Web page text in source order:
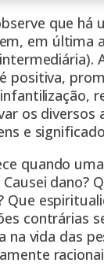
que há
em última
positiva,
os
e
quando
Causei
Que
contrárias
na vida das